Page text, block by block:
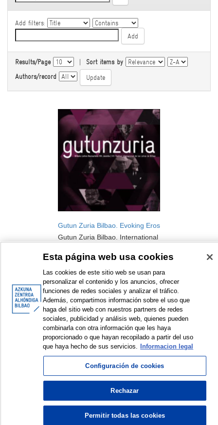
Add filters:
Results/Page | Sort items by
Authors/record
Gutun Zuria Bilbao. Evoking Eros
Gutun Zuria Bilbao. International
Festival
2015
< Items sorted by: 1 to 1 of 1 >
© Azkuna Zentroa - Alhóndiga Bilbao
Esta página web usa cookies
Las cookies de este sitio web se usan para
personalizar el contenido y los anuncios, ofrecer
funciones de redes sociales y analizar el tráfico.
Además, compartimos información sobre el uso que
haga del sitio web con nuestros partners de redes
sociales, publicidad y análisis web, quienes pueden
combinarla con otra información que les haya
proporcionado o que hayan recopilado a partir del uso
que haya hecho de sus servicios.
Informacion legal
Configuración de cookies
Rechazar
Permitir todas las cookies